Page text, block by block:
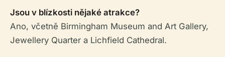
Jsou v blízkosti nějaké atrakce?
Ano, včetně Birmingham Museum and Art Gallery,
Jewellery Quarter a Lichfield Cathedral.